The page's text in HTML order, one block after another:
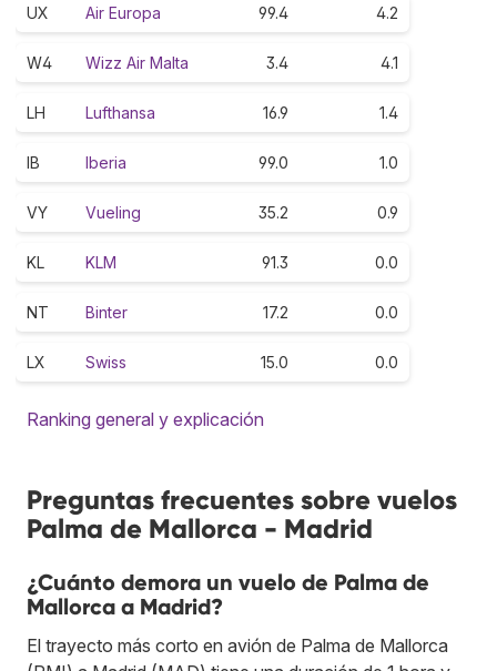
UX Air Europa 99.4 4.2
W4 Wizz Air Malta 3.4 4.1
LH Lufthansa 16.9 1.4
IB Iberia 99.0 1.0
VY Vueling 35.2 0.9
KL KLM 91.3 0.0
NT Binter 17.2 0.0
LX Swiss 15.0 0.0
Ranking general y explicación
Preguntas frecuentes sobre vuelos
Palma de Mallorca - Madrid
¿Cuánto demora un vuelo de Palma de
Mallorca a Madrid?
El trayecto más corto en avión de Palma de Mallorca